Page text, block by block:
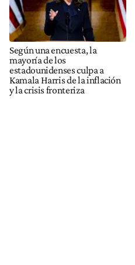
Según una encuesta, la
mayoría de los
estadounidenses culpa a
Kamala Harris de la inflación
y la crisis fronteriza